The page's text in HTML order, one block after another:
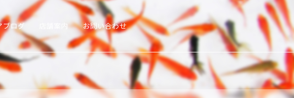
ブログ お問い合わせ